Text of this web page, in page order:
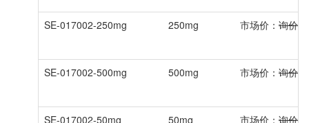
SE-017002-250mg 250mg 市场价： 询价
SE-017002-500mg 500mg 市场价： 询价
SE-017002-50mg 50mg 市场价： 询价